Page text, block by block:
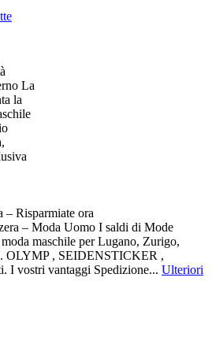
La
la
– Risparmiate ora
– Moda Uomo I saldi di Mode
maschile per Lugano, Zurigo,
OLYMP , SEIDENSTICKER ,
I vostri vantaggi Spedizione... Ulteriori